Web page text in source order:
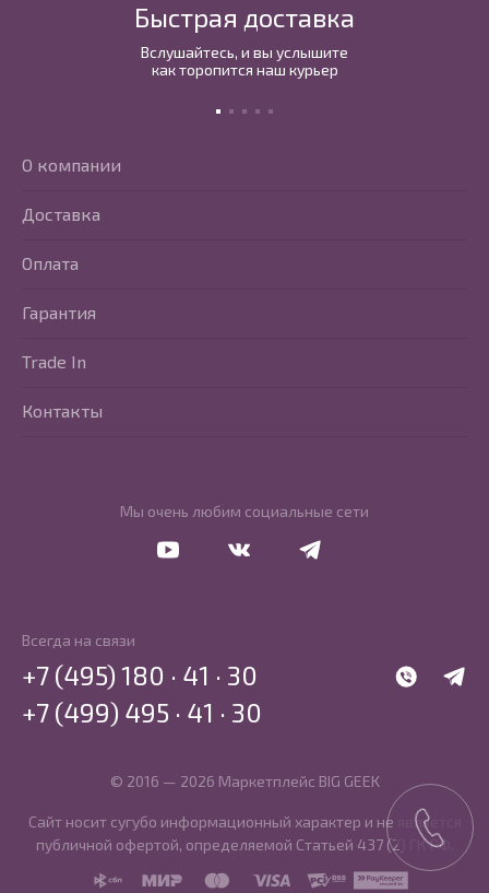
Быстрая доставка
Вслушайтесь, и вы услышите
как торопится наш курьер
Мы очень любим социальные сети
Перейти в VkontakteПерейти в Telegram
О компании
Доставка
Оплата
Гарантия
Trade In
Контакты
Всегда на связи
WhatsApp
+7 (495) 180 · 41 · 30
+7 (499) 495 · 41 · 30
© 2016 — 2026 Маркетплейс BIG GEEK
Сайт носит сугубо информационный характер и не является
публичной офертой, определяемой Статьей 437 (2) ГК РФ.
SBP
MIR MasterCard
Visa PCI DSS PayKeeper